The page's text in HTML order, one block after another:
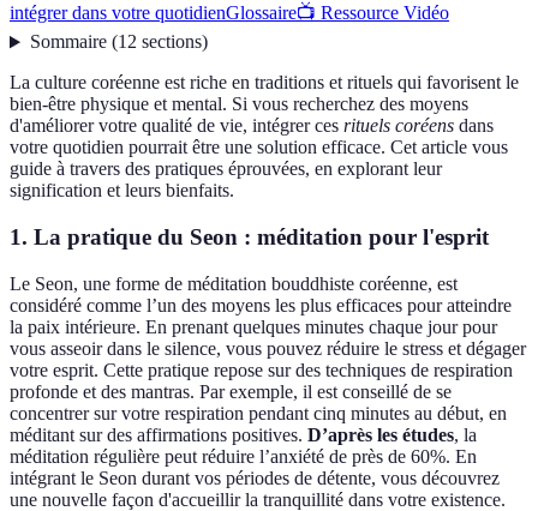
intégrer dans votre quotidienGlossaire📺 Ressource Vidéo
Sommaire(12 sections)
La culture coréenne est riche en traditions et rituels qui favorisent le
bien-être physique et mental. Si vous recherchez des moyens
d'améliorer votre qualité de vie, intégrer ces rituels coréens dans
votre quotidien pourrait être une solution efficace. Cet article vous
guide à travers des pratiques éprouvées, en explorant leur
signification et leurs bienfaits.
1. La pratique du Seon : méditation pour l'esprit
Le Seon, une forme de méditation bouddhiste coréenne, est
considéré comme l’un des moyens les plus efficaces pour atteindre
la paix intérieure. En prenant quelques minutes chaque jour pour
vous asseoir dans le silence, vous pouvez réduire le stress et dégager
votre esprit. Cette pratique repose sur des techniques de respiration
profonde et des mantras. Par exemple, il est conseillé de se
concentrer sur votre respiration pendant cinq minutes au début, en
méditant sur des affirmations positives. D’après les études, la
méditation régulière peut réduire l’anxiété de près de 60%. En
intégrant le Seon durant vos périodes de détente, vous découvrez
une nouvelle façon d'accueillir la tranquillité dans votre existence.